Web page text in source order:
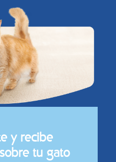
y recibe
tu gato